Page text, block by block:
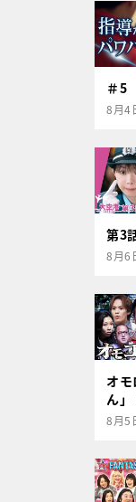
＃5
8月4
第3
8月6
オ
ん」
8月5